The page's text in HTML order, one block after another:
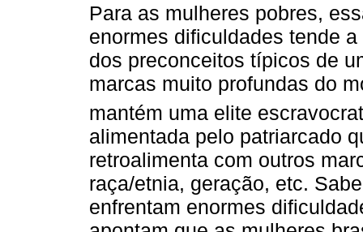
Para as mulheres pobres,
enormes dificuldades tende
dos preconceitos típicos de
marcas muito profundas do
mantém uma elite
alimentada pelo patriarcado
retroalimenta com outros
raça/etnia, geração, etc.
enfrentam enormes